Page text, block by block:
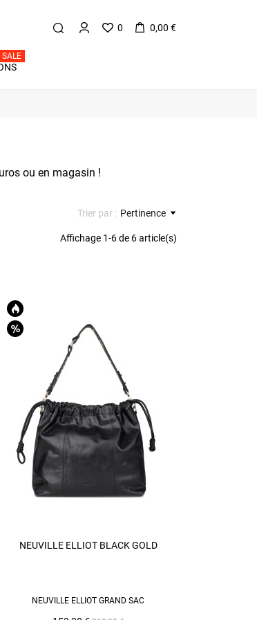
0 0,00 €
SALE
ou en magasin !
Trier par : Pertinence
Affichage 1-6 de 6 article(s)
NEUVILLE ELLIOT BLACK GOLD
NEUVILLE ELLIOT GRAND SAC
AJOUTER AU PANIER